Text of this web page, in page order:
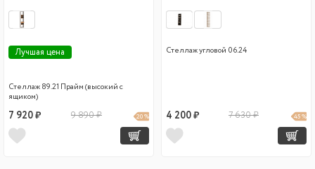
Лучшая цена
Стеллаж 89.21 Прайм (высокий с
ящиком)
7 920 ₽ 9 890 ₽ 20 %
Стеллаж угловой 06.24
4 200 ₽ 7 630 ₽ 45 %